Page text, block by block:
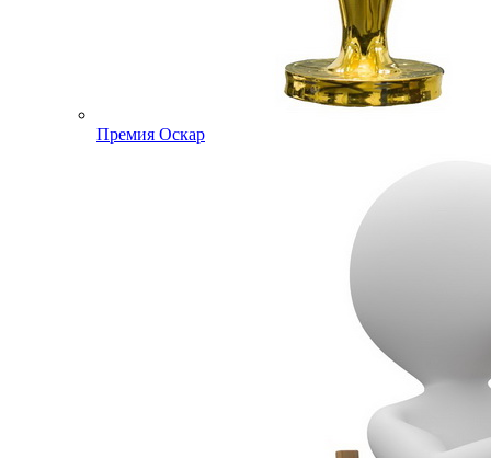
Премия Оскар